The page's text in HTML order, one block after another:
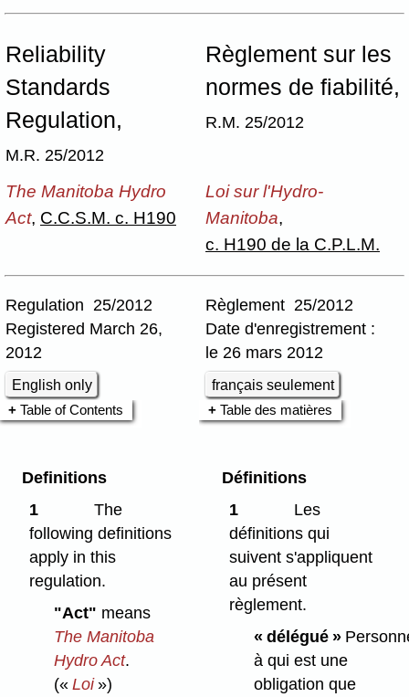
Reliability
Standards
Regulation,
M.R. 25/2012
Règlement sur les
normes de fiabilité,
R.M. 25/2012
The Manitoba Hydro
Act, C.C.S.M. c. H190
Loi sur l'Hydro-
Manitoba,
c. H190 de la C.P.L.M.
Regulation 25/2012
Registered March 26,
2012
English only
Règlement 25/2012
Date d'enregistrement :
le 26 mars 2012
français seulement
Table of Contents
Table des matières
Definitions
1
The
following definitions
apply in this
regulation.
"Act" means
The Manitoba
Hydro Act.
(« Loi»)
Définitions
1
Les
définitions qui
suivent s'appliquent
au présent
règlement.
« délégué »
à qui est une
obligation que